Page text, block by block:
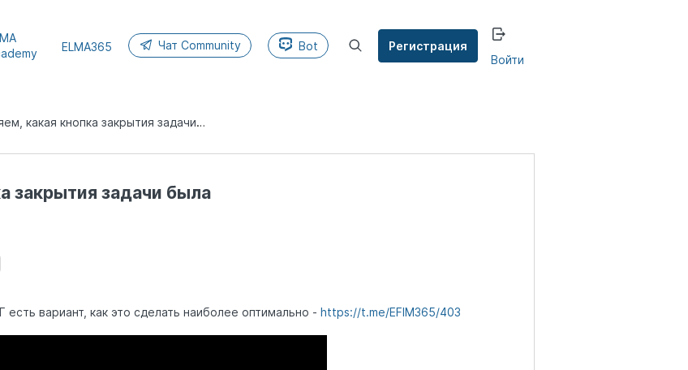
ELMA365 Чат Community Bot
Регистрация
Войти
Определяем, какая кнопка закрытия задачи была нажата
закрытия задачи была
есть вариант, как это сделать наиболее оптимально - https://t.me/EFIM365/403